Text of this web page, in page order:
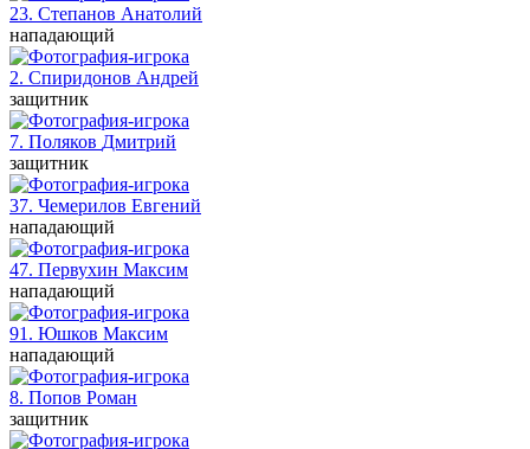
23. Степанов Анатолий
нападающий
2. Спиридонов Андрей
защитник
7. Поляков Дмитрий
защитник
37. Чемерилов Евгений
нападающий
47. Первухин Максим
нападающий
91. Юшков Максим
нападающий
8. Попов Роман
защитник